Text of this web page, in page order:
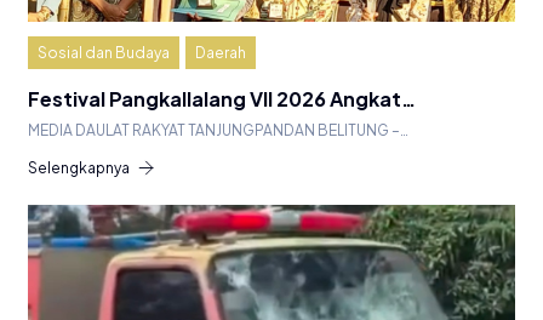
Sosial dan Budaya Daerah
Festival Pangkallalang VII 2026 Angkat…
MEDIA DAULAT RAKYAT TANJUNGPANDAN BELITUNG –…
Selengkapnya